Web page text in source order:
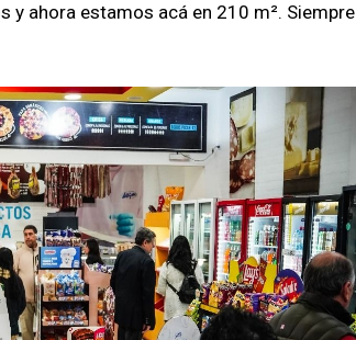
ahora estamos acá en 210 m². Siempre